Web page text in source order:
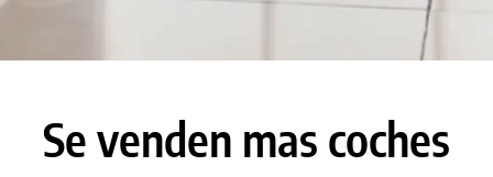
Se venden mas coches